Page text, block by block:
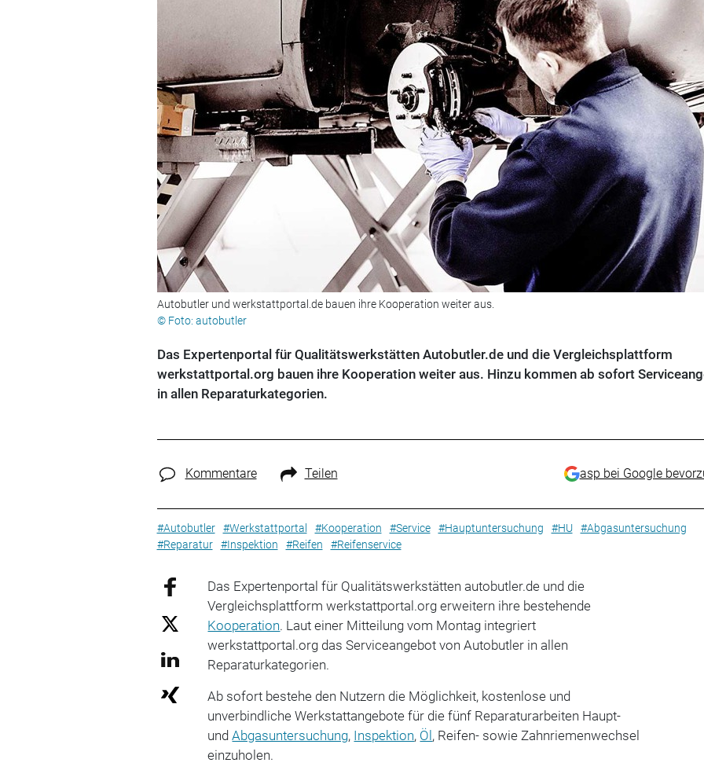
Autobutler und werkstattportal.de bauen ihre Kooperation weiter aus.
© Foto: autobutler
Das Expertenportal für Qualitätswerkstätten Autobutler.de und die Vergleichsplattform
werkstattportal.org bauen ihre Kooperation weiter aus. Hinzu kommen ab sofort
in allen Reparaturkategorien.
Kommentare Teilen asp bei Google
#Autobutler #Werkstattportal #Kooperation #Service #Hauptuntersuchung #HU
#Abgasuntersuchung
#Reparatur
#Inspektion #Reifen #Reifenservice
Das Expertenportal für Qualitätswerkstätten autobutler.de und die
Vergleichsplattform werkstattportal.org erweitern ihre bestehende
Kooperation. Laut einer Mitteilung vom Montag integriert
werkstattportal.org das Serviceangebot von Autobutler in allen
Reparaturkategorien.
Ab sofort bestehe den Nutzern die Möglichkeit, kostenlose und
unverbindliche Werkstattangebote für die fünf Reparaturarbeiten Haupt-
undAbgasuntersuchung, Inspektion, Öl, Reifen- sowie Zahnriemenwechsel
einzuholen.